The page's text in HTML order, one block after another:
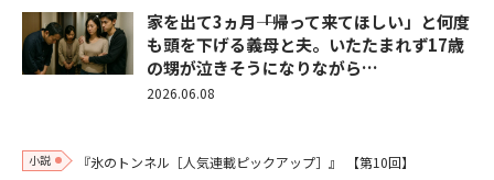
家を出て3ヵ月――「帰って来てほしい」と何度
も頭を下げる義母と夫。いたたまれず17歳
の甥が泣きそうになりながら…
2026.06.08
小説 『氷のトンネル［人気連載ピックアップ］』 【第10回】